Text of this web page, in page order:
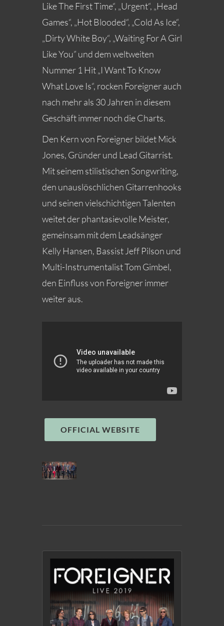
Like The First Time“, „Urgent“, „Head
Games“, „Hot Blooded“, „Cold As Ice“,
„Dirty White Boy“, „Waiting For A Girl
Like You” und dem weltweiten
Nummer 1 Hit „I Want To Know
What Love Is“, rocken Foreigner auch
nach mehr als 30 Jahren in diesem
Geschäft immer noch die Charts.
Den Kern von Foreigner bildet Mick
Jones, Gründer und Lead Gitarrist.
Mit seinem stilistischen Songwriting,
den unauslöschlichen Gitarrenhooks
und seinen vielschichtigen Talenten
weitet der phantasievolle Meister,
gemeinsam mit dem Leadsänger
Kelly Hansen, Bassist Jeff Pilson und
Multi-Instrumentalist Tom Gimbel,
den Einfluss von Foreigner immer
weiter aus.
OFFICIAL WEBSITE